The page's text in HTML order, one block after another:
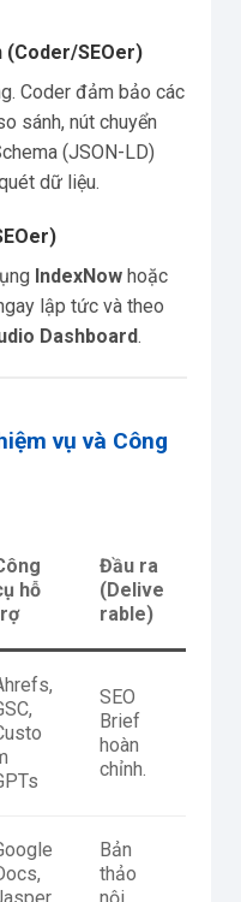
(Coder/SEOer)
Coder đảm bảo các
sánh, nút chuyển
(JSON-LD)
dữ liệu.
IndexNow hoặc
lập tức và theo
Dashboard.
vụ và Công
hỗ
Đầu ra
(Delive
rable)
SEO
Brief
hoàn
chỉnh.
Bản
thảo